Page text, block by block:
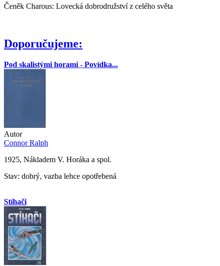
Čeněk Charous: Lovecká dobrodružství z celého světa
Doporučujeme:
Pod skalistými horami - Povídka...
Autor
Connor Ralph
1925, Nákladem V. Horáka a spol.
Stav: dobrý, vazba lehce opotřebená
Stíhači